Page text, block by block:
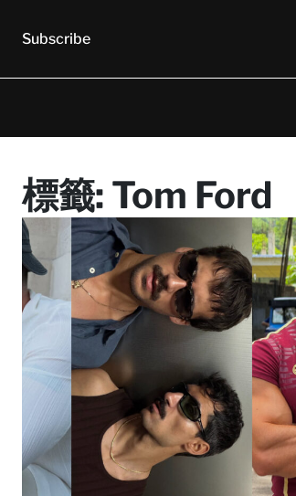
Subscribe
標籤: Tom Ford